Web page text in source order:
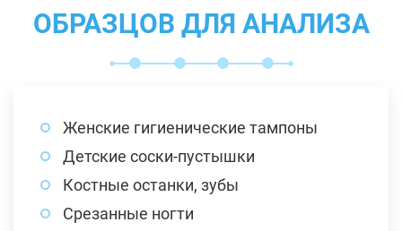
ОБРАЗЦОВ ДЛЯ АНАЛИЗА
Женские гигиенические тампоны
Детские соски-пустышки
Костные останки, зубы
Срезанные ногти